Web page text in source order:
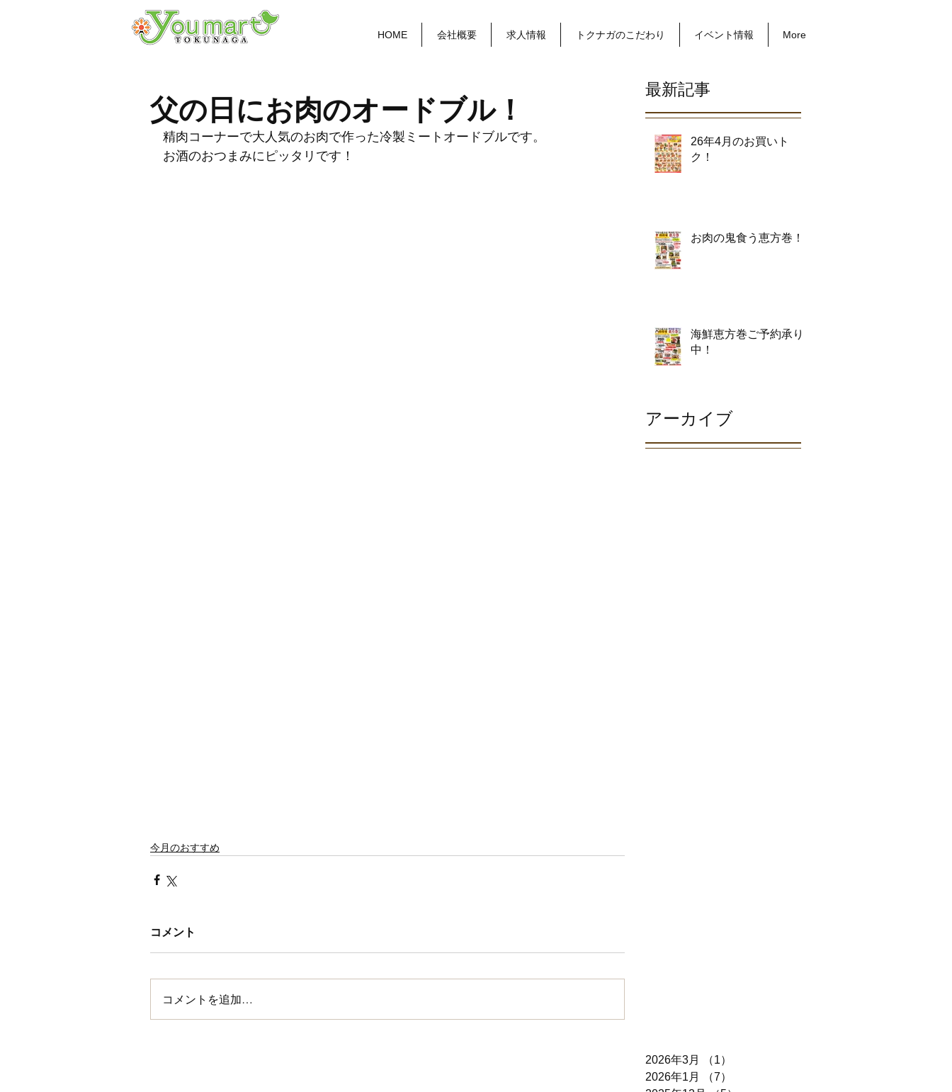
HOME 会社概要 求人情報 トクナガのこだわり イベント情報 More
父の日にお肉のオードブル！
精肉コーナーで大人気のお肉で作った冷製ミートオードブルです。
お酒のおつまみにピッタリです！
今月のおすすめ
コメント
コメントを追加…
最新記事
26年4月のお買いト
ク！
お肉の鬼食う恵方巻！
海鮮恵方巻ご予約承り
中！
アーカイブ
2026年3月 （1）
2026年1月
（7）